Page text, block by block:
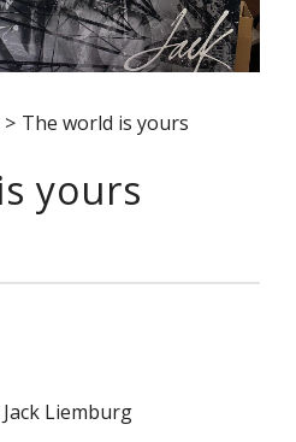
> The world is yours
yours
Liemburg